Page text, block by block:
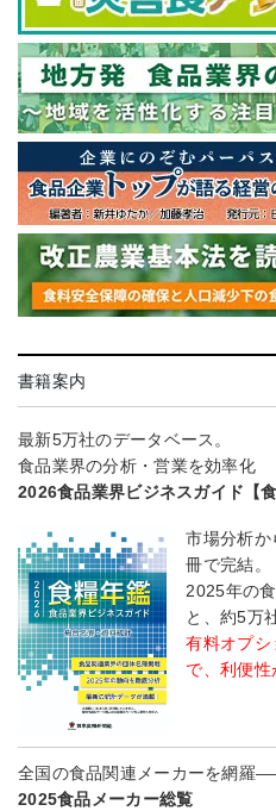
書籍案内
最新5万社のデータベース。
食品業界の分析・営業を効率化
2026食品業界ビジネスガイド【食
市場分析か
冊で完結。
2025年の
と、約5万
有料オプシ
で、利便性
全国の食品関連メーカーを網羅
2025食品メーカー総覧